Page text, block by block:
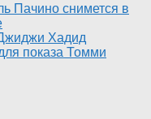
Пачино снимется в
Хадид
показа Томми